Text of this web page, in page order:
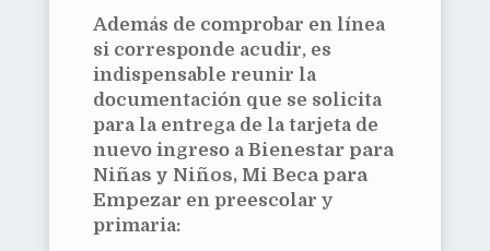
Además de comprobar en línea
si corresponde acudir, es
indispensable reunir la
documentación que se solicita
para la entrega de la tarjeta de
nuevo ingreso a Bienestar para
Niñas y Niños, Mi Beca para
Empezaren preescolar y
primaria: